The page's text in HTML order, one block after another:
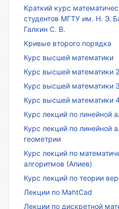
Краткий курс
студентов МГТУ им. Н. Э.
Галкин С. В.
Кривые второго порядка
Курс высшей математики
Курс высшей математики 2
Курс высшей математики 3
Курс высшей математики
Курс лекций по линейной
Курс лекций по линейной
геометрии
Курс лекций по
алгоритмов (Алиев)
Курс лекций по теории
Лекции по MahtCad
Лекции по дискретной